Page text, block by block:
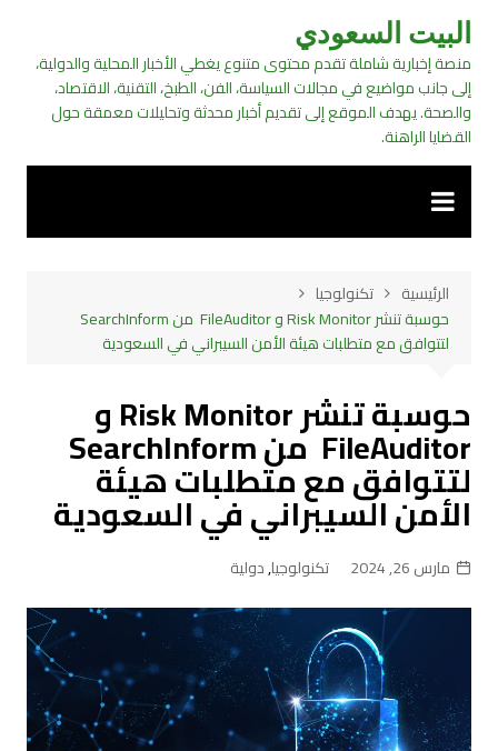
التجاوز
المحتوى
البيت السعودي
منصة إخبارية شاملة تقدم محتوى متنوع يغطي الأخبار المحلية والدولية،
إلى جانب مواضيع في مجالات السياسة، الفن، الطبخ، التقنية، الاقتصاد،
والصحة. يهدف الموقع إلى تقديم أخبار محدثة وتحليلات معمقة حول
القضايا الراهنة.
الرئيسية
تكنولوجيا
حوسبة تنشر Risk Monitor و FileAuditor من SearchInform
لتتوافق مع متطلبات هيئة الأمن السيبراني في السعودية
حوسبة تنشر Risk Monitor و
FileAuditor من SearchInform
لتتوافق مع متطلبات هيئة
الأمن السيبراني في السعودية
مارس 26, 2024 تكنولوجيا,دولية